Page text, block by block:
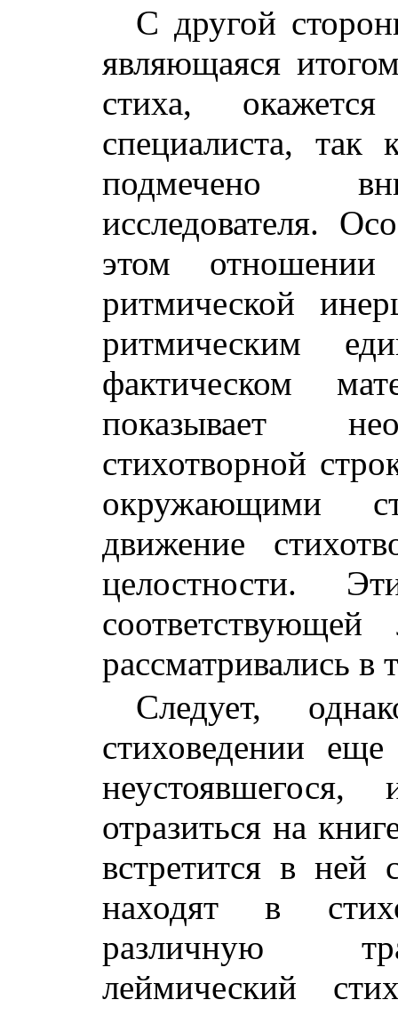
С другой
являющаяся
стиха,
специалиста, так
подмечено
исследователя.
этом
ритмической
ритмическим
фактическом
показывает
стихотворной
окружающими
движение
целостности.
рассматривались в
Следует,
стиховедении
отразиться на
встретится в ней
находят в
различную
леймический